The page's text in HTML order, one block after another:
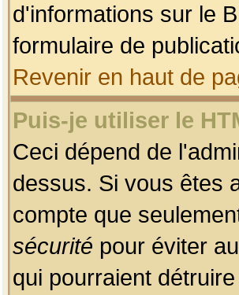
d'informations sur le
formulaire de
Revenir en haut de
Puis-je utiliser le
Ceci dépend de
dessus. Si vous êtes
compte que
sécurité pour éviter
qui pourraient